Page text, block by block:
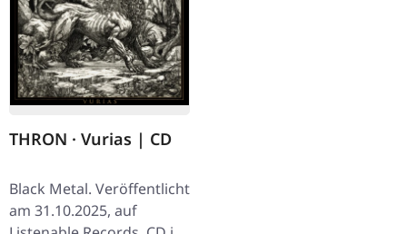
THRON · Vurias | CD
Black Metal. Veröffentlicht
am 31.10.2025, auf